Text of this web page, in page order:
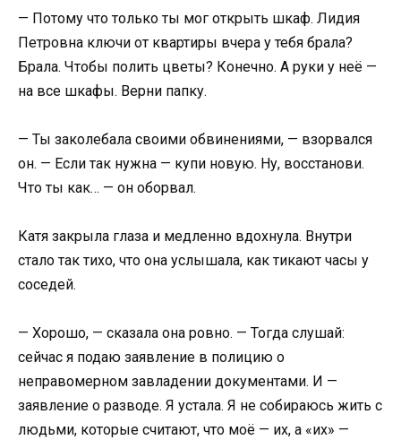
— Потому что только ты мог открыть шкаф. Лидия
Петровна ключи от квартиры вчера у тебя брала?
Брала. Чтобы полить цветы? Конечно. А руки у неё —
на все шкафы. Верни папку.
— Ты заколебала своими обвинениями, — взорвался
он. — Если так нужна — купи новую. Ну, восстанови.
Что ты как… — он оборвал.
Катя закрыла глаза и медленно вдохнула. Внутри
стало так тихо, что она услышала, как тикают часы у
соседей.
— Хорошо, — сказала она ровно. — Тогда слушай:
сейчас я подаю заявление в полицию о
неправомерном завладении документами. И —
заявление о разводе. Я устала. Я не собираюсь жить с
людьми, которые считают, что моё — их, а «их» —